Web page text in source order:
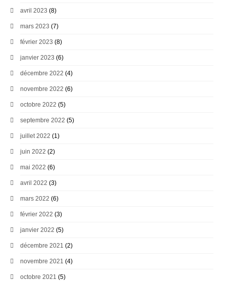
avril 2023 (8)
mars 2023 (7)
février 2023 (8)
janvier 2023 (6)
décembre 2022 (4)
novembre 2022 (6)
octobre 2022 (5)
septembre 2022 (5)
juillet 2022 (1)
juin 2022 (2)
mai 2022 (6)
avril 2022 (3)
mars 2022 (6)
février 2022 (3)
janvier 2022 (5)
décembre 2021 (2)
novembre 2021 (4)
octobre 2021 (5)